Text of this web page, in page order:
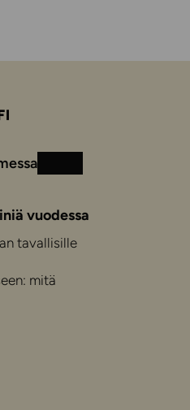
Instagram
Facebook
vuodessa
tavallisille
mitä